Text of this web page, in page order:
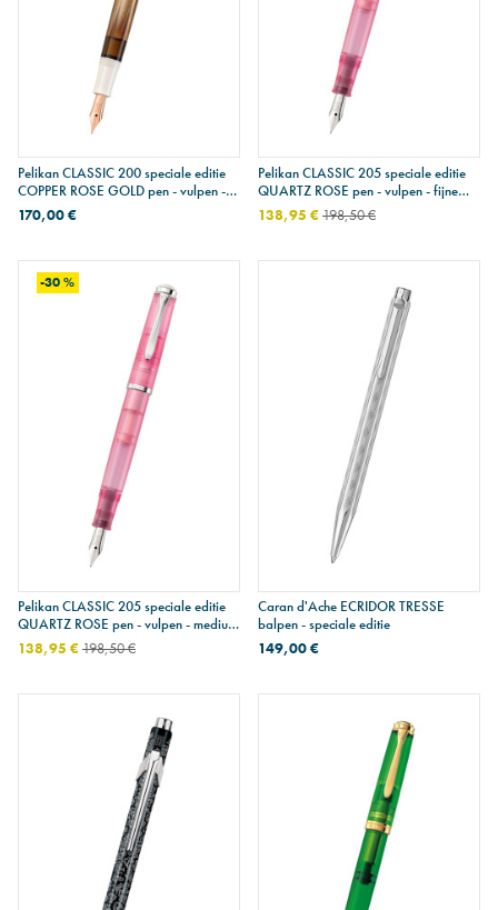
Pelikan CLASSIC 200 speciale editie
COPPER ROSE GOLD pen - vulpen -
medium penpunt
170,00 €
Pelikan CLASSIC 205 speciale editie
QUARTZ ROSE pen - vulpen - fijne
penpunt
138,95 €198,50 €
-30 %
Pelikan CLASSIC 205 speciale editie
QUARTZ ROSE pen - vulpen - medium
penpunt
138,95 €198,50 €
Caran d'Ache ECRIDOR TRESSE
balpen - speciale editie
149,00 €